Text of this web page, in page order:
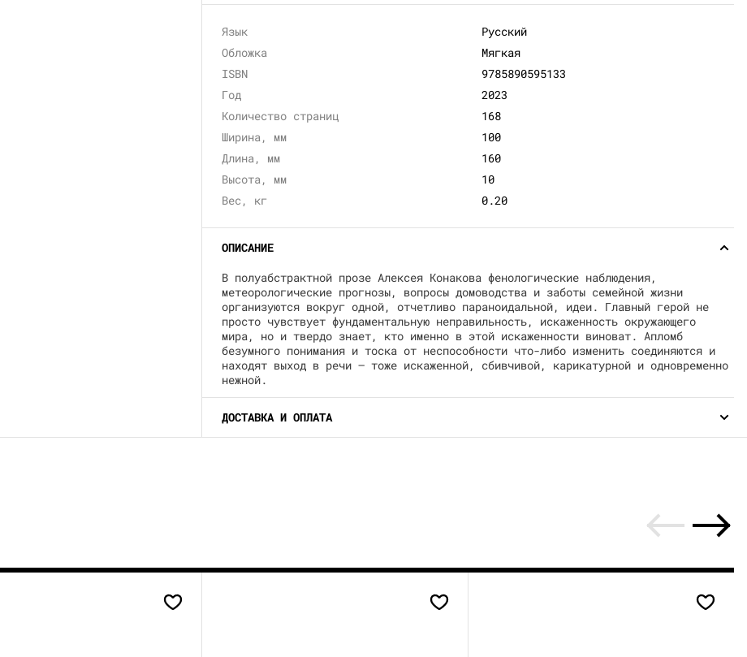
Язык
Русский
Обложка
Мягкая
ISBN
9785890595133
Год
2023
Количество страниц
168
Ширина, мм
100
Длина, мм
160
Высота, мм
10
Вес, кг
0.20
ОПИСАНИЕ
В полуабстрактной прозе Алексея Конакова фенологические наблюдения,
метеорологические прогнозы, вопросы домоводства и заботы семейной жизни
организуются вокруг одной, отчетливо параноидальной, идеи. Главный герой не
просто чувствует фундаментальную неправильность, искаженность окружающего
мира, но и твердо знает, кто именно в этой искаженности виноват. Апломб
безумного понимания и тоска от неспособности что-либо изменить соединяются и
находят выход в речи – тоже искаженной, сбивчивой, карикатурной и одновременно
нежной.
ДОСТАВКА И ОПЛАТА